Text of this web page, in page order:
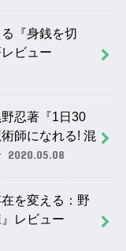
『身銭を切
ビュー
忍著『1日30
師になれる! 混
2020.05.08
を変える：野
レビュー